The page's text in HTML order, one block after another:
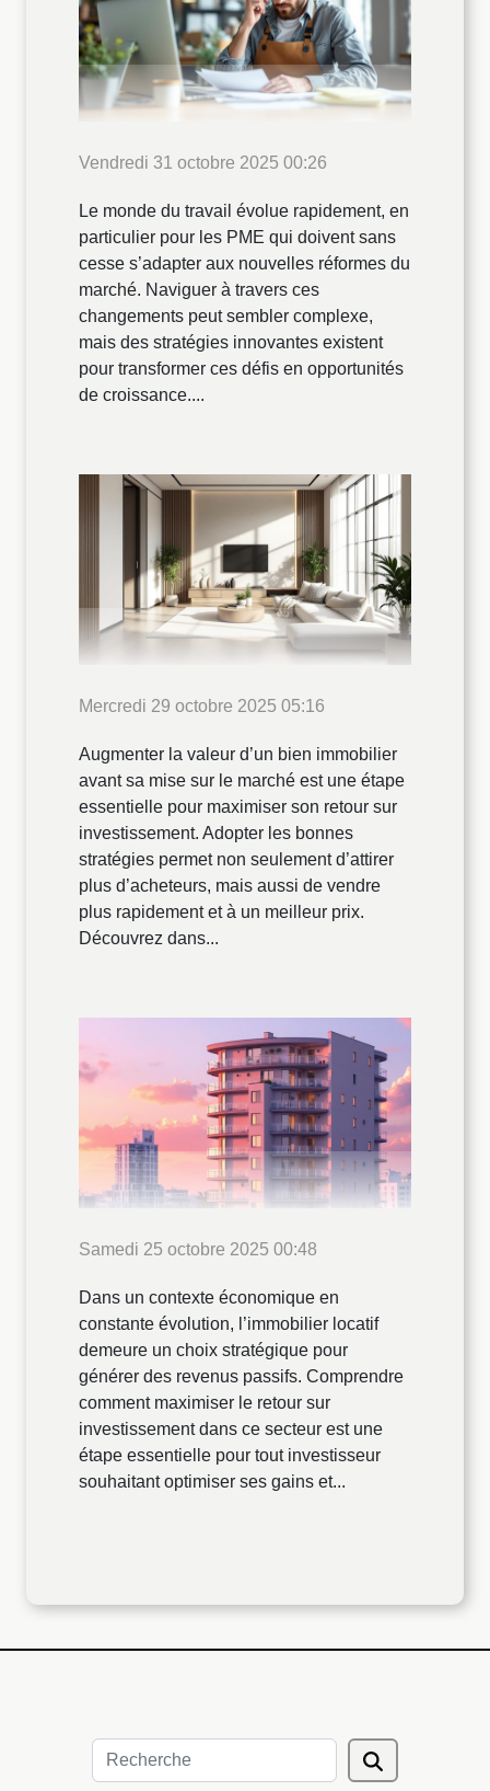
Vendredi 31 octobre 2025 00:26
Le monde du travail évolue rapidement, en
particulier pour les PME qui doivent sans
cesse s’adapter aux nouvelles réformes du
marché. Naviguer à travers ces
changements peut sembler complexe,
mais des stratégies innovantes existent
pour transformer ces défis en opportunités
de croissance....
Mercredi 29 octobre 2025 05:16
Augmenter la valeur d’un bien immobilier
avant sa mise sur le marché est une étape
essentielle pour maximiser son retour sur
investissement. Adopter les bonnes
stratégies permet non seulement d’attirer
plus d’acheteurs, mais aussi de vendre
plus rapidement et à un meilleur prix.
Découvrez dans...
Samedi 25 octobre 2025 00:48
Dans un contexte économique en
constante évolution, l’immobilier locatif
demeure un choix stratégique pour
générer des revenus passifs. Comprendre
comment maximiser le retour sur
investissement dans ce secteur est une
étape essentielle pour tout investisseur
souhaitant optimiser ses gains et...